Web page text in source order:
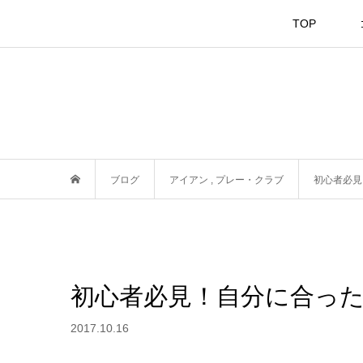
TOP
ブログ アイアン プレー・クラブ 初心者必
初心者必見！自分に合っ
2017.10.16